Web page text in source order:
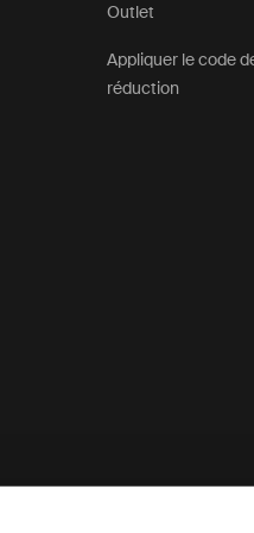
Outlet
Appliquer le code
réduction